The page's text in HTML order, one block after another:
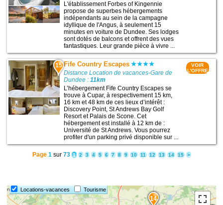
L'établissement Forbes of Kingennie
propose de superbes hébergements
indépendants au sein de la campagne
idyllique de l'Angus, à seulement 15
minutes en voiture de Dundee. Ses lodges
sont dotés de balcons et offrent des vues
fantastiques. Leur grande pièce à vivre ...
15 Fife Country Escapes
Distance Location de vacances-Gare de
Dundee :11km
L’hébergement Fife Country Escapes se
trouve à Cupar, à respectivement 15 km,
16 km et 48 km de ces lieux d’intérêt :
Discovery Point, St Andrews Bay Golf
Resort et Palais de Scone. Cet
hébergement est installé à 12 km de :
Université de St Andrews. Vous pourrez
profiter d'un parking privé disponible sur ...
VOIR
L'OFFRE
Page 1sur 73 1 2 3 4 5 6 7 8 9 10 11 12 13 14 15 >
Locations-vacances Tourisme
14